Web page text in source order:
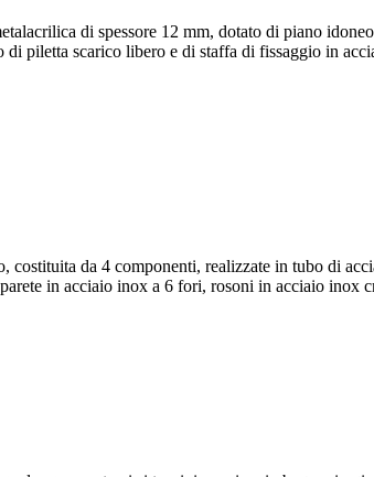
di spessore 12 mm, dotato di piano
piletta scarico libero e di staffa di fissaggio in
da 4 componenti, realizzate in tubo di
in acciaio inox a 6 fori, rosoni in acciaio inox